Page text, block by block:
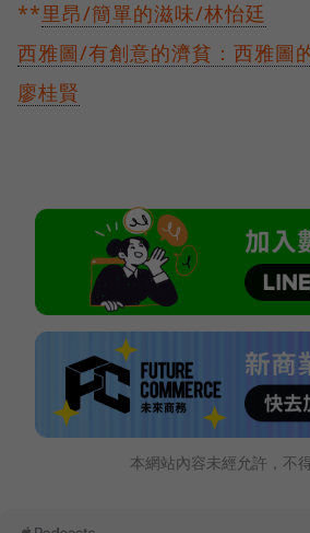
**里昂/簡單的滋味/林怡廷
西雅圖/有創意的濟貧：西雅圖
廖桂賢
本網站內容未經允許，不得